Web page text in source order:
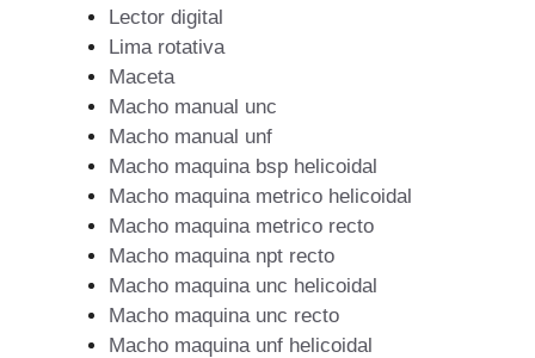
Lector digital
Lima rotativa
Maceta
Macho manual unc
Macho manual unf
Macho maquina bsp helicoidal
Macho maquina metrico helicoidal
Macho maquina metrico recto
Macho maquina npt recto
Macho maquina unc helicoidal
Macho maquina unc recto
Macho maquina unf helicoidal